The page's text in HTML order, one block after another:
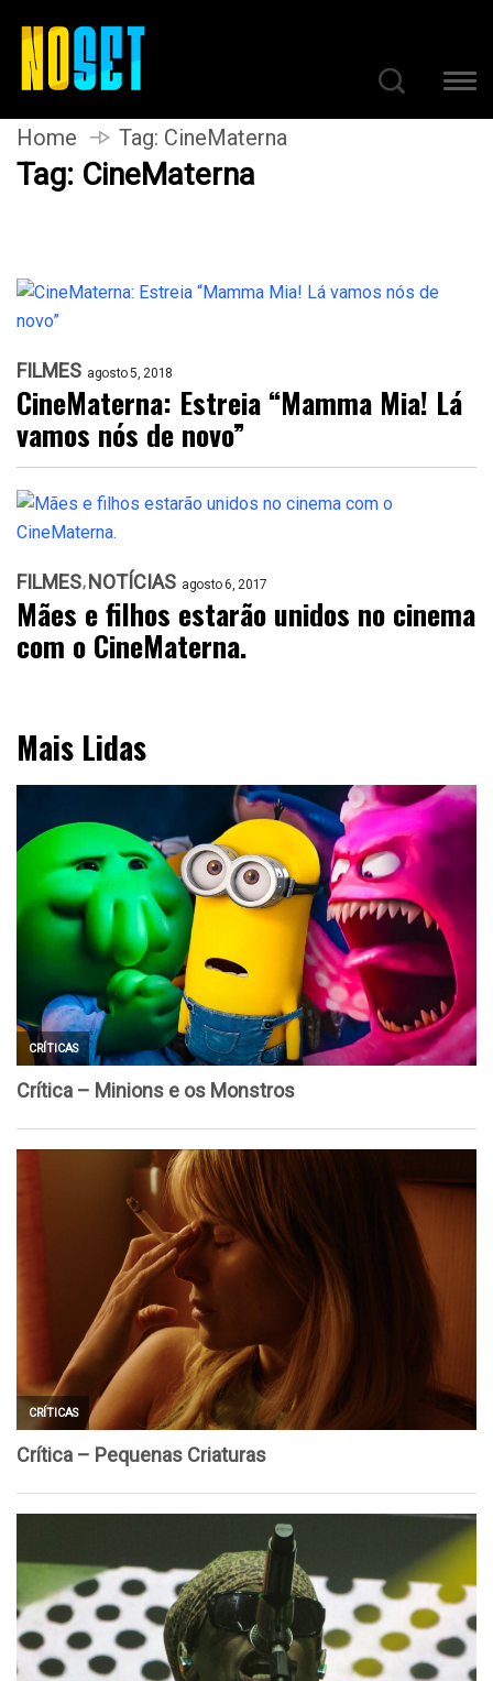
Home Tag: CineMaterna
Tag: CineMaterna
FILMES agosto 5, 2018
CineMaterna: Estreia “Mamma Mia! Lá
vamos nós de novo”
FILMES NOTÍCIAS agosto 6, 2017
Mães e filhos estarão unidos no cinema
com o CineMaterna.
Mais Lidas